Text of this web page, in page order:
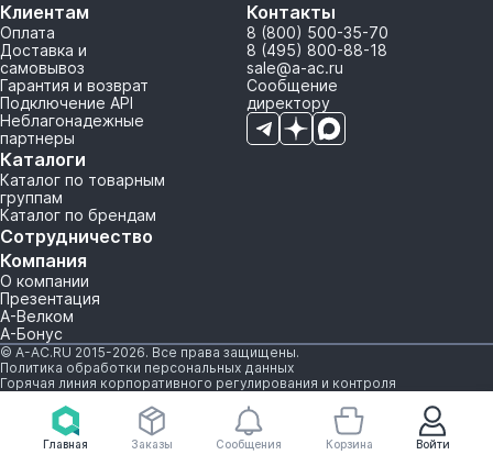
Главная Войти
Заказы Сообщения Корзина
Клиентам
Оплата
Доставка и
самовывоз
Гарантия и возврат
Подключение API
Неблагонадежные
партнеры
Каталоги
Каталог по товарным
группам
Каталог по брендам
Сотрудничество
Компания
О компании
Презентация
А-Велком
А-Бонус
Контакты
8 (800) 500-35-70
8 (495) 800-88-18
sale@a-ac.ru
Сообщение
директору
© A-AC.RU 2015-2026. Все права защищены.
Политика обработки персональных данных
Горячая линия корпоративного регулирования и контроля